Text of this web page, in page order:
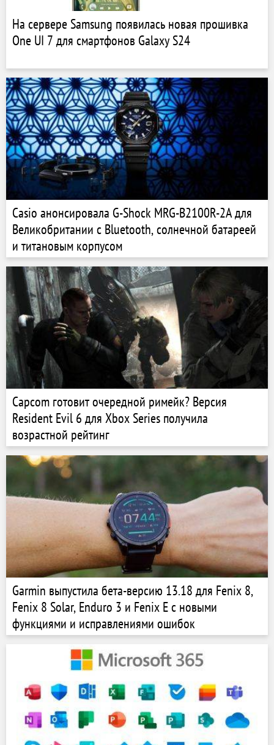
На сервере Samsung появилась новая прошивка
One UI 7 для смартфонов Galaxy S24
Casio анонсировала G-Shock MRG-B2100R-2A для
Великобритании с Bluetooth, солнечной батареей
и титановым корпусом
Capcom готовит очередной римейк? Версия
Resident Evil 6 для Xbox Series получила
возрастной рейтинг
Garmin выпустила бета-версию 13.18 для Fenix 8,
Fenix 8 Solar, Enduro 3 и Fenix E с новыми
функциями и исправлениями ошибок